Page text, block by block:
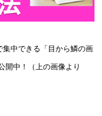
中できる「目から鱗の画
開中！（上の画像より